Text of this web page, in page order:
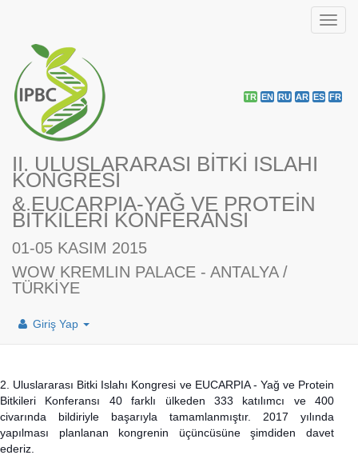
II. ULUSLARARASI BİTKİ ISLAHI
KONGRESİ
& EUCARPIA-YAĞ VE PROTEİN
BİTKİLERİ KONFERANSI
01-05 KASIM 2015
WOW KREMLIN PALACE - ANTALYA /
TÜRKİYE
TR EN RU AR ES FR
Giriş Yap
2. Uluslararası Bitki Islahı Kongresi ve EUCARPIA - Yağ ve Protein
Bitkileri Konferansı 40 farklı ülkeden 333 katılımcı ve 400
civarında bildiriyle başarıyla tamamlanmıştır. 2017 yılında
yapılması planlanan kongrenin üçüncüsüne şimdiden davet
ederiz.